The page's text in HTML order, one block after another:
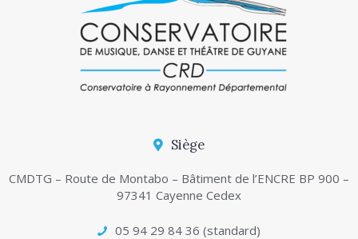
Siège
CMDTG – Route de Montabo – Bâtiment de l’ENCRE BP 900 –
97341 Cayenne Cedex
05 94 29 84 36 (standard)